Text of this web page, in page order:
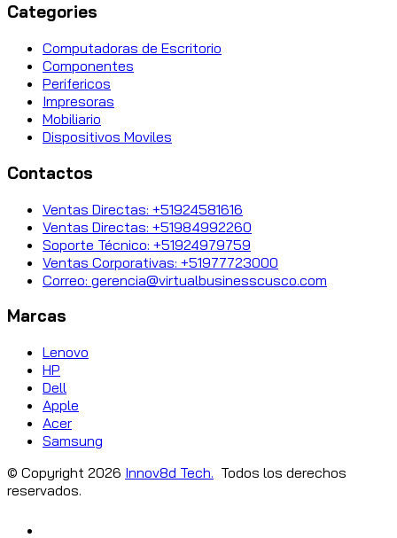
Categories
Computadoras de Escritorio
Componentes
Perifericos
Impresoras
Mobiliario
Dispositivos Moviles
Contactos
Ventas Directas: +51924581616
Ventas Directas: +51984992260
Soporte Técnico: +51924979759
Ventas Corporativas: +51977723000
Correo: gerencia@virtualbusinesscusco.com
Marcas
Lenovo
HP
Dell
Apple
Acer
Samsung
© Copyright 2026 Innov8d Tech. Todos los derechos
reservados.